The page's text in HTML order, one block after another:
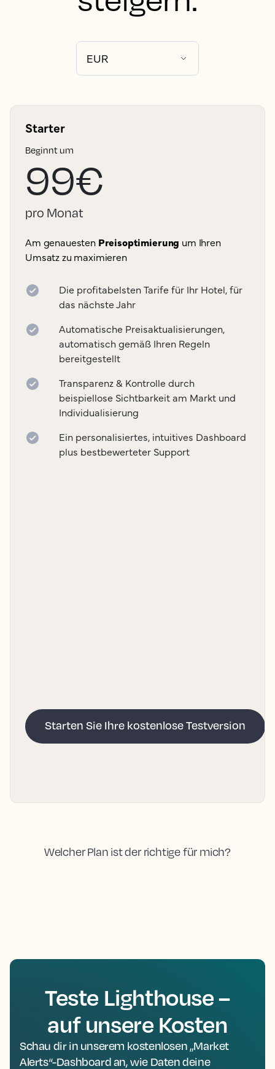
Starter
Beginnt um
99€
pro Monat
Am genauesten Preisoptimierung um Ihren
Umsatz zu maximieren
Die profitabelsten Tarife für Ihr Hotel, für
das nächste Jahr
Automatische Preisaktualisierungen,
automatisch gemäß Ihren Regeln
bereitgestellt
Transparenz & Kontrolle durch
beispiellose Sichtbarkeit am Markt und
Individualisierung
Ein personalisiertes, intuitives Dashboard
plus bestbewerteter Support
Starten Sie Ihre kostenlose Testversion
Welcher Plan ist der richtige für mich?
Teste Lighthouse –
auf unsere Kosten
Schau dir in unserem kostenlosen „Market
Alerts“-Dashboard an, wie Daten deine